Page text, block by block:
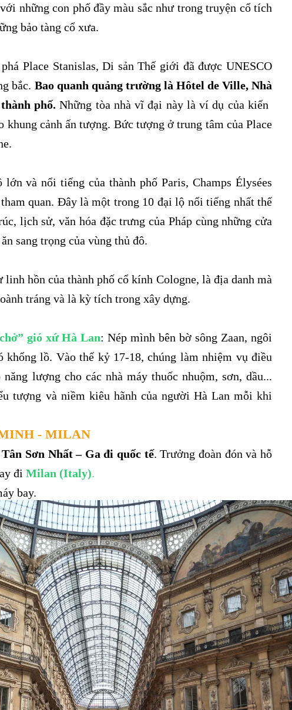
những con phố đầy màu sắc như trong truyện cổ tích
bảo tàng cổ xưa.
Place Stanislas, Di sản Thế giới đã được UNESCO
bắc. Bao quanh quảng trường là Hôtel de Ville, Nhà
phố. Những tòa nhà vĩ đại này là ví dụ của kiến ​​
khung cảnh ấn tượng. Bức tượng ở trung tâm của Place
và nổi tiếng của thành phố Paris, Champs Élysées
quan. Đây là một trong 10 đại lộ nổi tiếng nhất thế
lịch sử, văn hóa đặc trưng của Pháp cùng những cửa
sang trọng của vùng thủ đô.
linh hồn của thành phố cổ kính Cologne, là địa danh mà
tráng và là kỳ tích trong xây dựng.
gió xứ Hà Lan: Nép mình bên bờ sông Zaan, ngôi
lồ. Vào thế kỷ 17-18, chúng làm nhiệm vụ điều
lượng cho các nhà máy thuốc nhuộm, sơn, dầu...
tượng và niềm kiêu hãnh của người Hà Lan mỗi khi
- MILAN
Tân Sơn Nhất – Ga đi quốc tế. Trưởng đoàn đón và hỗ
đi Milan (Italy).
bay.